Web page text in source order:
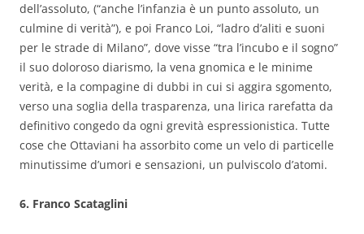
dell’assoluto, (“anche l’infanzia è un punto assoluto, un
culmine di verità”), e poi Franco Loi, “ladro d’aliti e suoni
per le strade di Milano”, dove visse “tra l’incubo e il sogno”
il suo doloroso diarismo, la vena gnomica e le minime
verità, e la compagine di dubbi in cui si aggira sgomento,
verso una soglia della trasparenza, una lirica rarefatta da
definitivo congedo da ogni grevità espressionistica. Tutte
cose che Ottaviani ha assorbito come un velo di particelle
minutissime d’umori e sensazioni, un pulviscolo d’atomi.
6. Franco Scataglini